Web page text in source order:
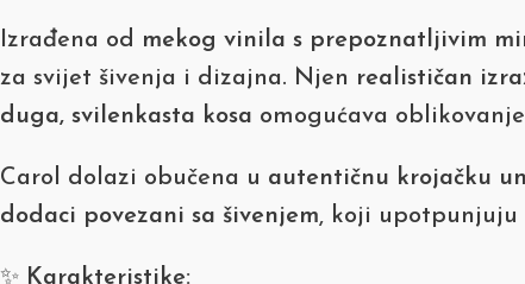
Izrađena od mekog vinila s prepoznatljivim
za svijet šivenja i dizajna. Njen realističan
duga, svilenkasta kosa omogućava
Carol dolazi obučena u autentičnu krojačku
dodaci povezani sa šivenjem, koji upotpunjuju
✨ Karakteristike: